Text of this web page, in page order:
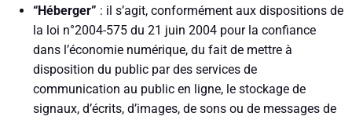
“Héberger” : il s’agit, conformément aux dispositions de
la loi n°2004-575 du 21 juin 2004 pour la confiance
dans l’économie numérique, du fait de mettre à
disposition du public par des services de
communication au public en ligne, le stockage de
signaux, d’écrits, d’images, de sons ou de messages de